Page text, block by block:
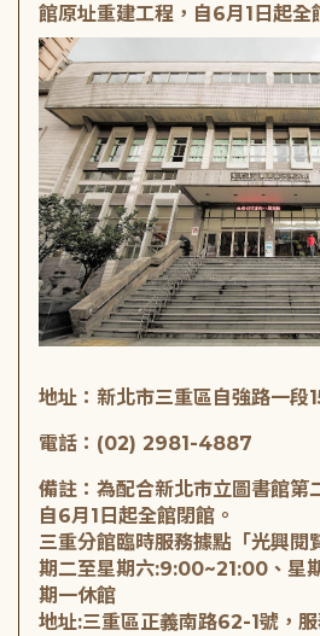
館原址重建工程，自6月1日起全
地址：新北市三重區自強路一段
電話：(02) 2981-4887
備註：為配合新北市立圖書館第
自6月1日起全館閉館。
三重分館臨時服務據點「光興閱
期二至星期六:9:00~21:00、星
期一休館
地址:三重區正義南路62-1號，